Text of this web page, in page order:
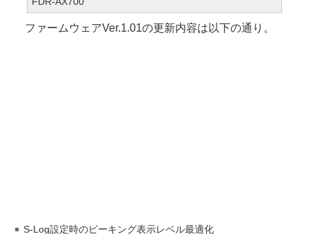
ファームウェアVer.1.01の更新内容は以下の通り。
S-Log設定時のピーキング表示レベル最適化